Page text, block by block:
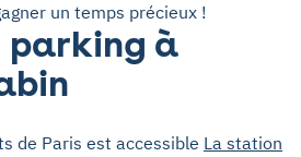
un temps précieux !
parking à
de Paris est accessible La station